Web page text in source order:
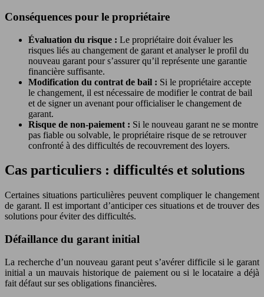
Conséquences pour le propriétaire
Évaluation du risque : Le propriétaire doit évaluer les
risques liés au changement de garant et analyser le profil du
nouveau garant pour s’assurer qu’il représente une garantie
financière suffisante.
Modification du contrat de bail : Si le propriétaire accepte
le changement, il est nécessaire de modifier le contrat de bail
et de signer un avenant pour officialiser le changement de
garant.
Risque de non-paiement : Si le nouveau garant ne se montre
pas fiable ou solvable, le propriétaire risque de se retrouver
confronté à des difficultés de recouvrement des loyers.
Cas particuliers : difficultés et solutions
Certaines situations particulières peuvent compliquer le changement
de garant. Il est important d’anticiper ces situations et de trouver des
solutions pour éviter des difficultés.
Défaillance du garant initial
La recherche d’un nouveau garant peut s’avérer difficile si le garant
initial a un mauvais historique de paiement ou si le locataire a déjà
fait défaut sur ses obligations financières.